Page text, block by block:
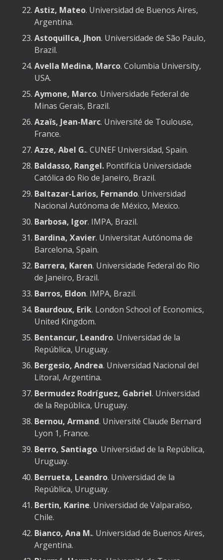
Astiz, Mateo. Universidad de Buenos Aires,
Argentina.
Astoquillca, Jhon. Universidade de São Paulo,
Brazil.
Avella Medina, Marco. Columbia University,
USA.
Aymone, Marco. Universidade Federal de
Minas Gerais, Brazil.
Azaïs, Jean-Marc. Université de Toulouse,
France.
Azze, Abel G.. CUNEF Universidad, Spain.
Baldasso, Rangel. Pontifícia Universidade
Católica do Rio de Janeiro, Brazil.
Baltazar-Larios, Fernando. Universidad
Nacional Autónoma de México, Mexico.
Barbosa, Igor. IMPA, Brazil.
Bardina, Xavier. Universitat Autónoma de
Barcelona, Spain.
Barrera, Karen. Universidade Federal do Rio
de Janeiro, Brazil.
Barros, Eldon. IMPA, Brazil.
Baurdoux, Erik. London School of Economics,
United Kingdom.
Bentancur, Leandro. Universidad de la
República, Uruguay.
Bergesio, Andrea. Universidad Nacional del
Litoral, Argentina.
Bermudez Rodríguez, Gabriel. Universidad
de la República, Uruguay.
Bernou, Armand. Université Claude Bernard
Lyon 1, France.
Berro, Santiago. Universidad de la República,
Uruguay.
Berrueta, Leandro. Universidad de la
República, Uruguay.
Bertin, Karine. Universidad de Valparaíso,
Chile.
Bianco, Ana M.. Universidad de Buenos Aires,
Argentina.